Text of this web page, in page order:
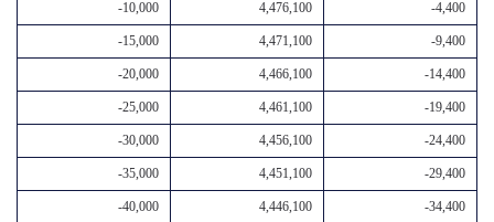
-10,000 4,476,100 -4,400
-15,000 4,471,100 -9,400
-20,000 4,466,100 -14,400
-25,000 4,461,100 -19,400
-30,000 4,456,100 -24,400
-35,000 4,451,100 -29,400
-40,000 4,446,100 -34,400